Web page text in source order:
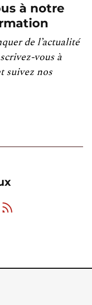
à notre
de l’actualité
vous à
suivez nos